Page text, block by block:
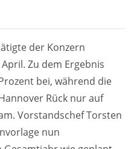
der Konzern
Zu dem Ergebnis
bei, während die
Rück nur auf
Vorstandschef Torsten
nun